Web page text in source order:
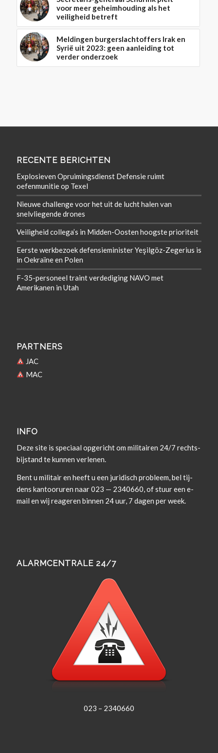
voor meer geheimhouding als het
veiligheid betreft
Meldingen burgerslachtoffers Irak en
Syrië uit 2023: geen aanleiding tot
verder onderzoek
RECENTE BERICHTEN
Explosieven Opruimingsdienst Defensie ruimt
oefenmunitie op Texel
Nieuwe challenge voor het uit de lucht halen van
snelvliegende drones
Veiligheid collega’s in Midden-Oosten hoogste prioriteit
Eerste werkbezoek defensieminister Yeşilgöz-Zegerius is
in Oekraïne en Polen
F-35-personeel traint verdediging NAVO met
Amerikanen in Utah
PARTNERS
JAC
MAC
INFO
Deze site is spe­ci­aal opgericht om militairen 24/7 rechts­
bi­j­s­tand te kun­nen verlenen.
Bent u militair en heeft u een juridisch prob­leem, bel tij­
dens kan­tooruren naar 023 — 2340660, of stuur een e-
mail en wij rea­geren bin­nen 24 uur, 7 dagen per week.
ALARMCENTRALE 24/7
023 – 2340660